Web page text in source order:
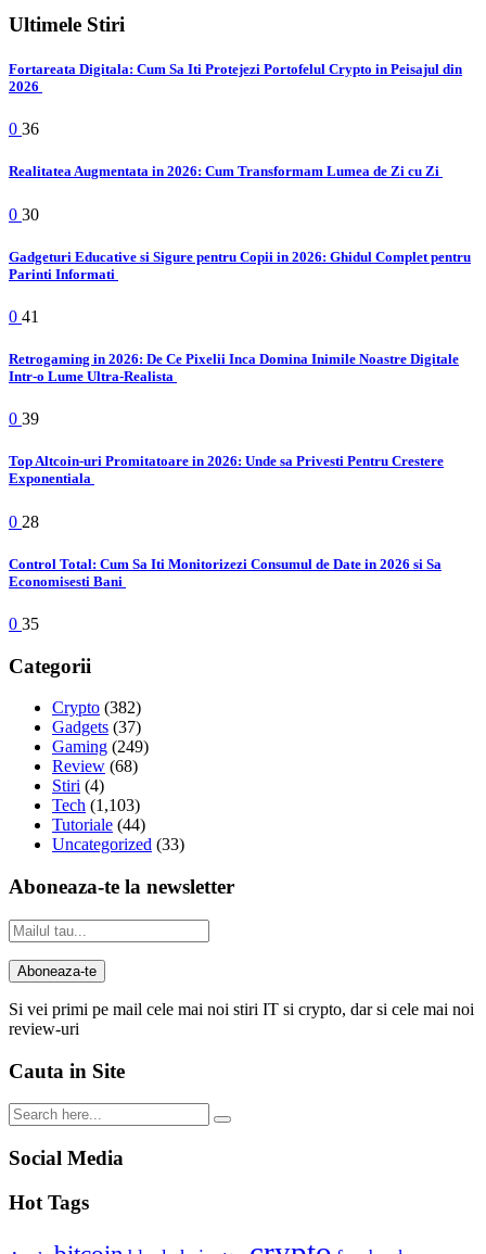
Ultimele Stiri
Fortareata Digitala: Cum Sa Iti Protejezi Portofelul Crypto in Peisajul din
2026
0 36
Realitatea Augmentata in 2026: Cum Transformam Lumea de Zi cu Zi
0 30
Gadgeturi Educative si Sigure pentru Copii in 2026: Ghidul Complet pentru
Parinti Informati
0 41
Retrogaming in 2026: De Ce Pixelii Inca Domina Inimile Noastre Digitale
Intr-o Lume Ultra-Realista
0 39
Top Altcoin-uri Promitatoare in 2026: Unde sa Privesti Pentru Crestere
Exponentiala
0 28
Control Total: Cum Sa Iti Monitorizezi Consumul de Date in 2026 si Sa
Economisesti Bani
0 35
Categorii
Crypto (382)
Gadgets (37)
Gaming (249)
Review (68)
Stiri (4)
Tech (1,103)
Tutoriale (44)
Uncategorized (33)
Aboneaza-te la newsletter
Si vei primi pe mail cele mai noi stiri IT si crypto, dar si cele mai noi
review-uri
Cauta in Site
Social Media
Hot Tags